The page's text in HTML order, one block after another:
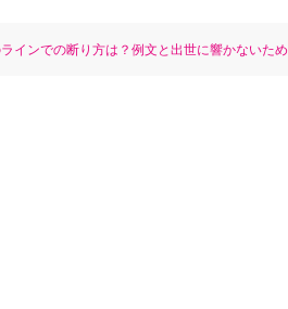
ラインでの断り方は？例文と出世に響かないた